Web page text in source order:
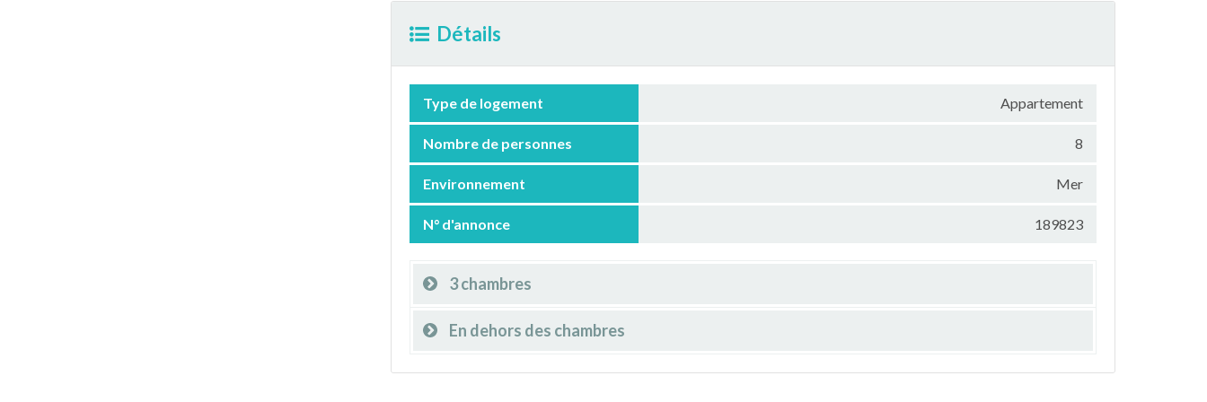
Détails
Type de logement Appartement
Nombre de personnes 8
Environnement Mer
N° d'annonce 189823
3 chambres
En dehors des chambres